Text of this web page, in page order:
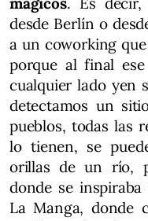
desde Berlín o
a un coworking
porque al final
cualquier lado yen
detectamos un
pueblos, todas las
lo tienen, se
orillas de un río,
donde se
La Manga, donde